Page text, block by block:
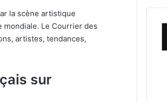
la scène artistique
Le Courrier des
artistes, tendances,
sur